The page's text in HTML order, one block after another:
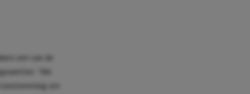
een van de
“We
om